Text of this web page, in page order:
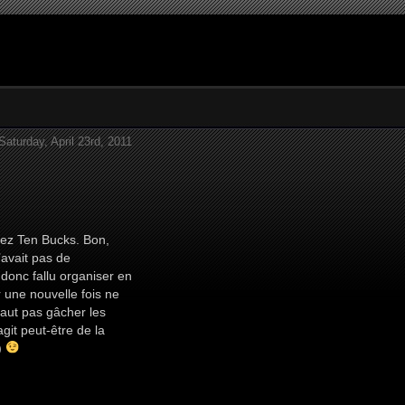
April 23rd, 2011
Ten Bucks. Bon,
pas de
fallu organiser en
nouvelle fois ne
pas gâcher les
peut-être de la